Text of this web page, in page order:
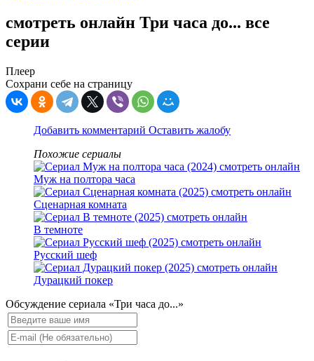
смотреть онлайн Три часа до... все
серии
Плеер
Сохрани себе на страницу
Добавить комментарий Оставить жалобу
Похожие сериалы
Муж на полтора часа
Сценарная комната
В темноте
Русский шеф
Дурацкий покер
Обсуждение сериала «Три часа до...»